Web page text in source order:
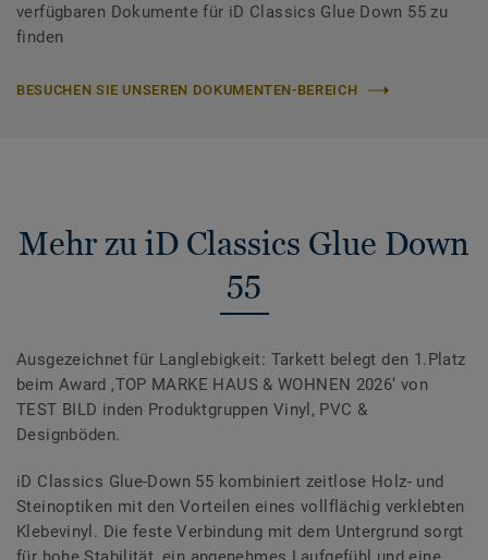
verfügbaren Dokumente für iD Classics Glue Down 55 zu
finden
BESUCHEN SIE UNSEREN DOKUMENTEN-BEREICH
Mehr zu iD Classics Glue Down
55
Ausgezeichnet für Langlebigkeit: Tarkett belegt den 1.Platz
beim Award ‚TOP MARKE HAUS & WOHNEN 2026‘ von
TEST BILD inden Produktgruppen Vinyl, PVC &
Designböden.
iD Classics Glue-Down 55 kombiniert zeitlose Holz- und
Steinoptiken mit den Vorteilen eines vollflächig verklebten
Klebevinyl. Die feste Verbindung mit dem Untergrund sorgt